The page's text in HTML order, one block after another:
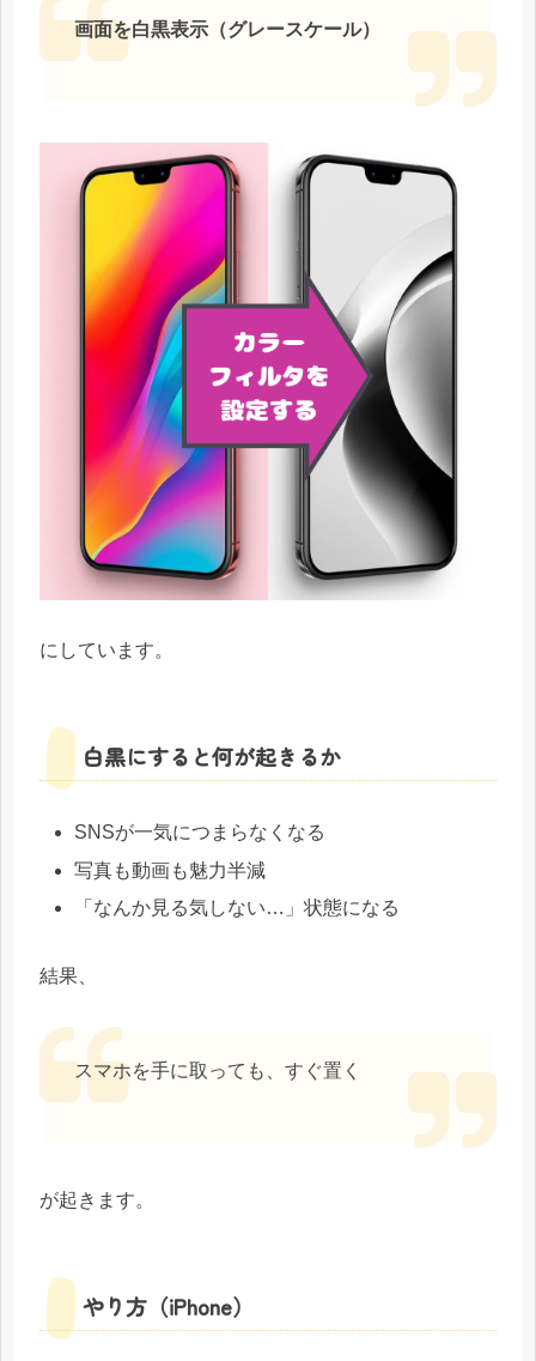
画面を白黒表示（グレースケール）
にしています。
白黒にすると何が起きるか
SNSが一気につまらなくなる
写真も動画も魅力半減
「なんか見る気しない…」状態になる
結果、
スマホを手に取っても、すぐ置く
が起きます。
やり方（iPhone）